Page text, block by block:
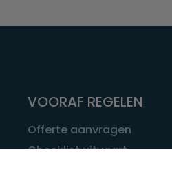
VOORAF REGELEN
Offerte aanvragen
Checklist uitvaart